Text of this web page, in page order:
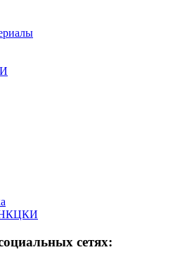
НКЦКИ
сетях: